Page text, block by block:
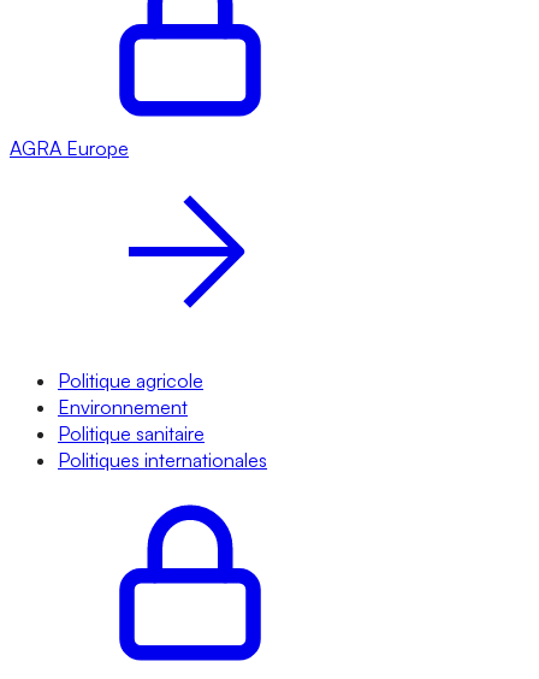
AGRA Europe
Politique agricole
Environnement
Politique sanitaire
Politiques internationales